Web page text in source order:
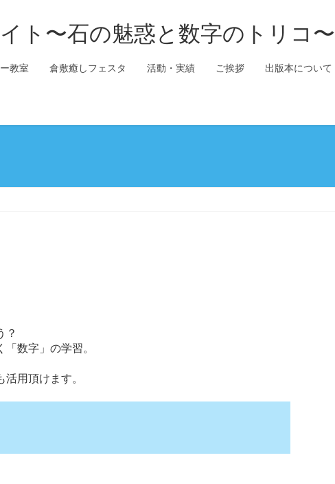
ト〜石の魅惑と数字のトリコ〜
教室 倉敷癒しフェスタ 活動・実績 ご挨拶 出版本について
？
数字」の学習。
用頂けます。